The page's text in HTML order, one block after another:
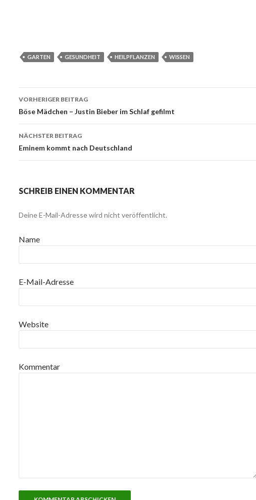
GARTEN GESUNDHEIT HEILPFLANZEN WISSEN
Beitragsnavigation
VORHERIGER BEITRAG
Böse Mädchen – Justin Bieber im Schlaf gefilmt
NÄCHSTER BEITRAG
Eminem kommt nach Deutschland
SCHREIB EINEN KOMMENTAR
Deine E-Mail-Adresse wird nicht veröffentlicht.
Name
E-Mail-Adresse
Website
Kommentar